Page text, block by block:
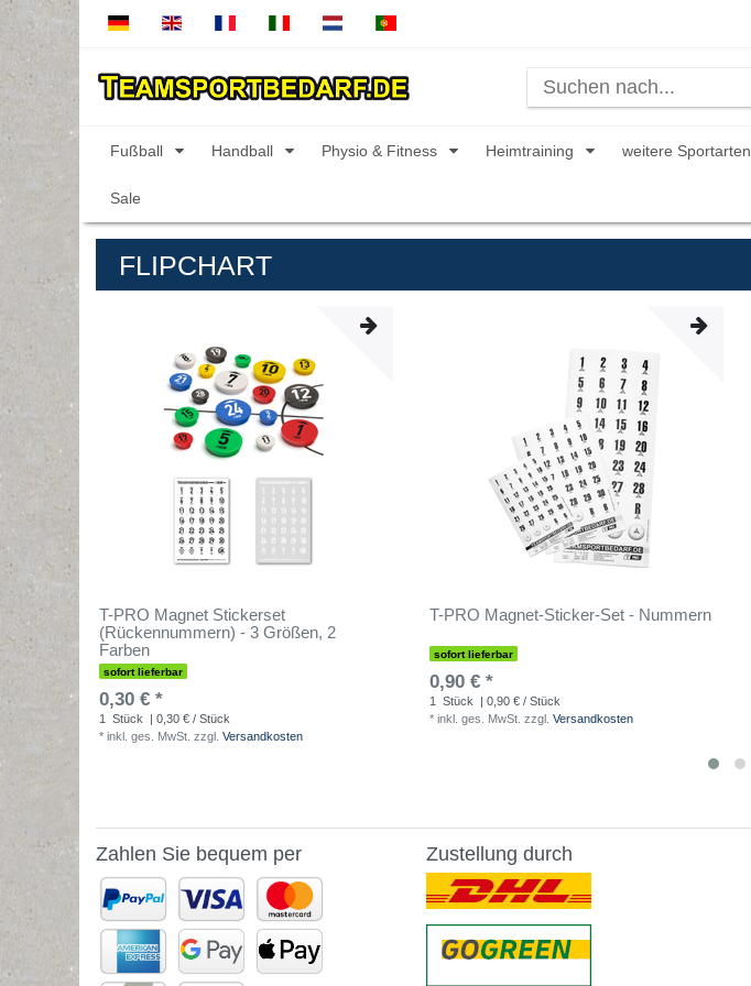
Fußball Handball Physio & Fitness Heimtraining weitere Sportarten
Sale
FLIPCHART
T-PRO Magnet Stickerset
(Rückennummern) - 3 Größen, 2
Farben
sofort lieferbar
0,30 € *
1 Stück
| 0,30 € / Stück
* inkl. ges. MwSt. zzgl. Versandkosten
T-PRO Magnet-Sticker-Set - Nummern
sofort lieferbar
0,90 € *
1 Stück
| 0,90 € / Stück
* inkl. ges. MwSt. zzgl. Versandkosten
Zahlen Sie bequem per Zustellung durch